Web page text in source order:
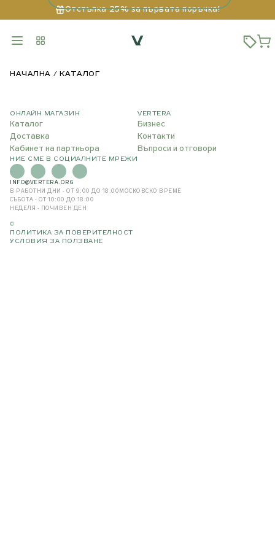
Отстъпка 25% за първата поръчка!
НАЧАЛНА КАТАЛОГ
ОНЛАЙН МАГАЗИН
Каталог
Доставка
Кабинет на партньора
VERTERA
Бизнес
Контакти
Въпроси и отговори
НИЕ СМЕ В СОЦИАЛНИТЕ МРЕЖИ
INFO@VERTERA.ORG
В РАБОТНИ ДНИ - ОТ 9:00 ДО 18:00 МОСКОВСКО ВРЕМЕ
СЪБОТА - ОТ 10:00 ДО 18:00
НЕДЕЛЯ - ПОЧИВЕН ДЕН
©
ПОЛИТИКА ЗА ПОВЕРИТЕЛНОСТ
УСЛОВИЯ ЗА ПОЛЗВАНЕ